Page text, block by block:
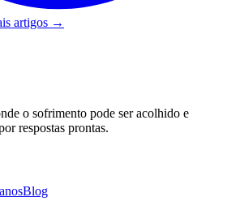
artigos →
o sofrimento pode ser acolhido e
respostas prontas.
Blog